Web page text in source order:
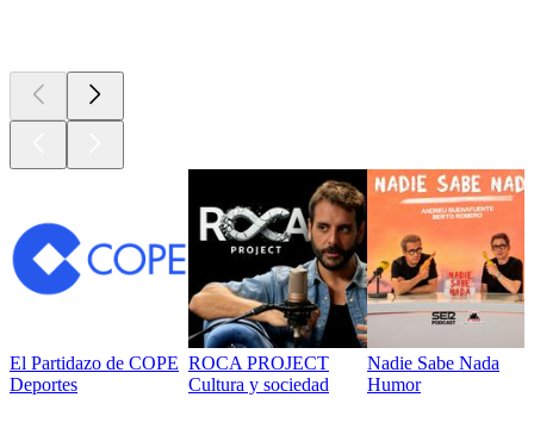
El Partidazo de COPE
Deportes
ROCA PROJECT
Cultura y sociedad
Nadie Sabe Nada
Humor